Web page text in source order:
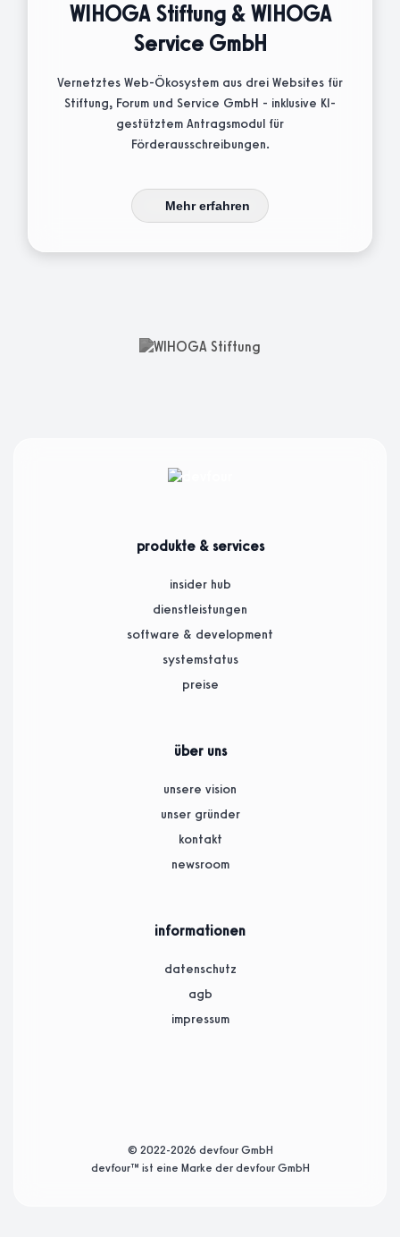
WIHOGA Stiftung & WIHOGA
Service GmbH
Vernetztes Web-Ökosystem aus drei Websites für
Stiftung, Forum und Service GmbH - inklusive KI-
gestütztem Antragsmodul für
Förderausschreibungen.
Mehr erfahren
produkte & services
insider hub
dienstleistungen
software & development
systemstatus
preise
über uns
unsere vision
unser gründer
kontakt
newsroom
informationen
datenschutz
agb
impressum
© 2022-2026 devfour GmbH
devfour™ ist eine Marke der devfour GmbH